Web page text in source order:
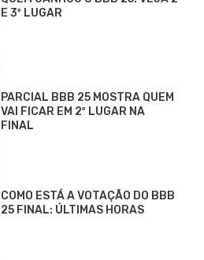
E 3º LUGAR
PARCIAL BBB 25 MOSTRA QUEM
VAI FICAR EM 2º LUGAR NA
FINAL
COMO ESTÁ A VOTAÇÃO DO BBB
25 FINAL: ÚLTIMAS HORAS